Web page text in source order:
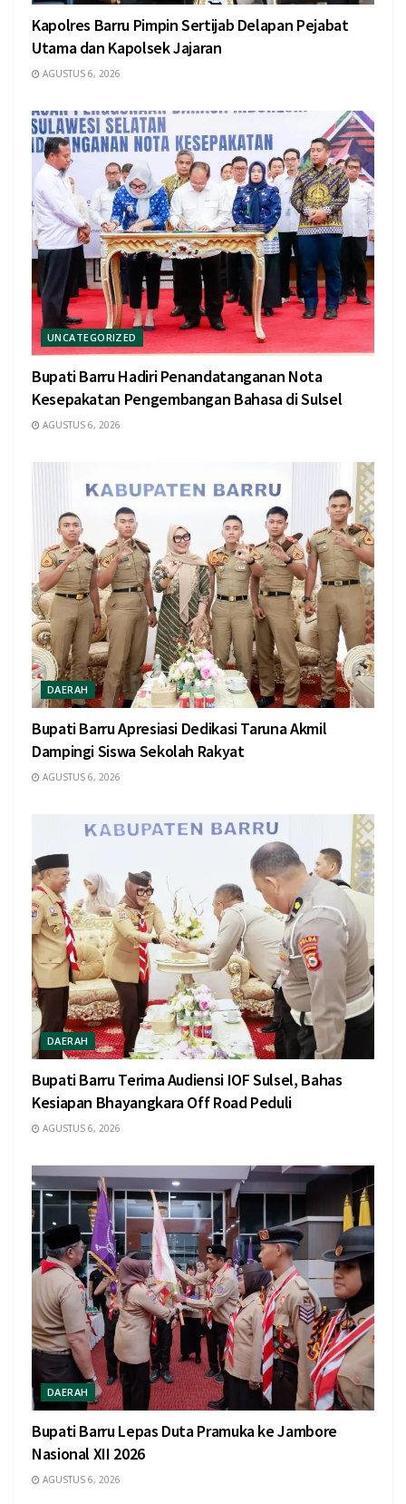
Kapolres Barru Pimpin Sertijab Delapan Pejabat
Utama dan Kapolsek Jajaran
AGUSTUS 6, 2026
UNCATEGORIZED
Bupati Barru Hadiri Penandatanganan Nota
Kesepakatan Pengembangan Bahasa di Sulsel
AGUSTUS 6, 2026
DAERAH
Bupati Barru Apresiasi Dedikasi Taruna Akmil
Dampingi Siswa Sekolah Rakyat
AGUSTUS 6, 2026
DAERAH
Bupati Barru Terima Audiensi IOF Sulsel, Bahas
Kesiapan Bhayangkara Off Road Peduli
AGUSTUS 6, 2026
DAERAH
Bupati Barru Lepas Duta Pramuka ke Jambore
Nasional XII 2026
AGUSTUS 6, 2026